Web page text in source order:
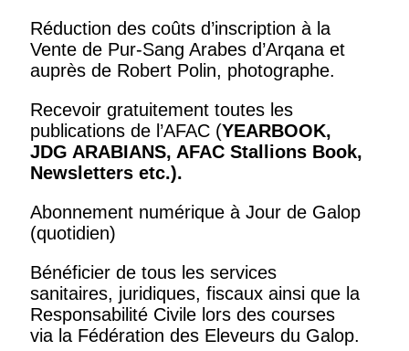
Réduction des coûts d’inscription à la
Vente de Pur-Sang Arabes d’Arqana et
auprès de Robert Polin, photographe.
Recevoir gratuitement toutes les
publications de l’AFAC (YEARBOOK,
JDG ARABIANS, AFAC Stallions Book,
Newsletters etc.).
Abonnement numérique à Jour de Galop
(quotidien)
Bénéficier de tous les services
sanitaires, juridiques, fiscaux ainsi que la
Responsabilité Civile lors des courses
via la Fédération des Eleveurs du Galop.